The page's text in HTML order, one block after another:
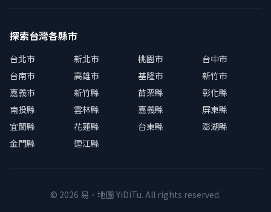
探索台灣各縣市
台北市 新北市 桃園市
台中市
台南市
高雄市 基隆市
新竹市
嘉義市
新竹縣 苗栗縣
彰化縣
南投縣
雲林縣 嘉義縣
屏東縣
宜蘭縣
花蓮縣 台東縣
澎湖縣
金門縣
連江縣
© 2026 易．地圖 YiDiTu. All rights reserved.